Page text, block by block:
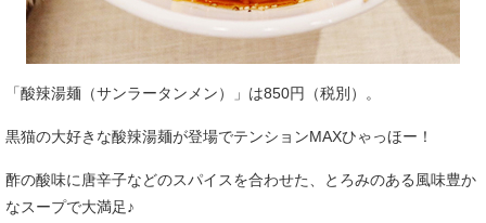
「酸辣湯麺（サンラータンメン）」は850円（税別）。
黒猫の大好きな酸辣湯麺が登場でテンションMAXひゃっほー！
酢の酸味に唐辛子などのスパイスを合わせた、とろみのある風味豊か
なスープで大満足♪